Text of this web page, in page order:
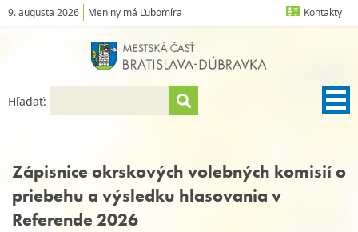
9. augusta 2026 Meniny má Ľubomíra Kontakty
Hľadať:
Zápisnice okrskových volebných komisií o
priebehu a výsledku hlasovania v
Referende 2026